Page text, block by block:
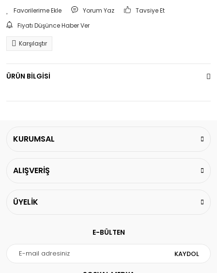
Yorum Yaz
Tavsiye Et
Fiyatı Düşünce Haber Ver
Karşılaştır
ÜRÜN BİLGİSİ
KURUMSAL
ALIŞVERİŞ
ÜYELİK
E-BÜLTEN
KAYDOL